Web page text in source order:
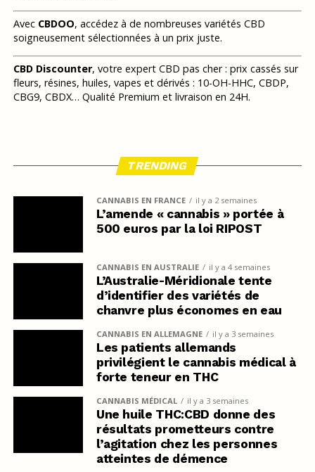
Avec CBDOO, accédez à de nombreuses variétés CBD
soigneusement sélectionnées à un prix juste.
CBD Discounter, votre expert CBD pas cher : prix cassés sur
fleurs, résines, huiles, vapes et dérivés : 10-OH-HHC, CBDP,
CBG9, CBDX… Qualité Premium et livraison en 24H.
TRENDING
CANNABIS EN FRANCE il y a 2 semaines
L’amende « cannabis » portée à
500 euros par la loi RIPOST
CANNABIS EN AUSTRALIE il y a 4 semaines
L’Australie-Méridionale tente
d’identifier des variétés de
chanvre plus économes en eau
CANNABIS EN ALLEMAGNE il y a 3 semaines
Les patients allemands
privilégient le cannabis médical à
forte teneur en THC
CANNABIS MÉDICAL il y a 3 semaines
Une huile THC:CBD donne des
résultats prometteurs contre
l’agitation chez les personnes
atteintes de démence